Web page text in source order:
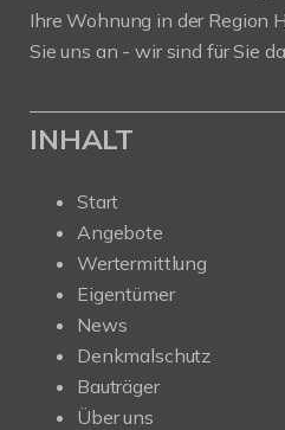
Ihre Wohnung in der Region
Sie uns an - wir sind für Sie
INHALT
Start
Angebote
Wertermittlung
Eigentümer
News
Denkmalschutz
Bauträger
Über uns